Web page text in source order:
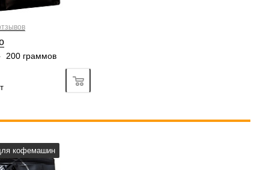
200 граммов
кофемашин
турка, кофемашина,
пресс